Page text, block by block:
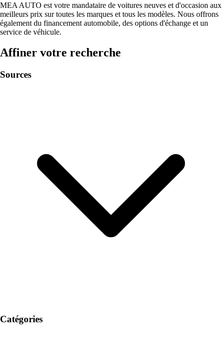
MEA AUTO est votre mandataire de voitures neuves et d'occasion aux
meilleurs prix sur toutes les marques et tous les modèles. Nous offrons
également du financement automobile, des options d'échange et un
service de véhicule.
Affiner votre recherche
Sources
Catégories